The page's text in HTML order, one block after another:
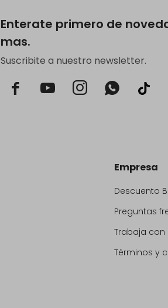
Enterate primero de
mas.
Suscribite a nuestro newsletter.
  
Empresa
Descuento
Preguntas
Trabaja
Términos y